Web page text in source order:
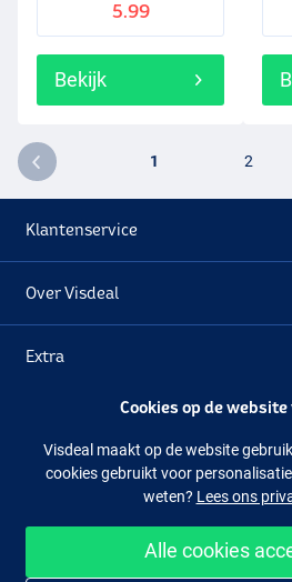
5.99
Bekijk
1 2
Klantenservice
Over Visdeal
Extra
Facebook
Cookies op de
Visdeal maakt op de website
cookies gebruikt voor
weten? Lees ons
Alle cookies